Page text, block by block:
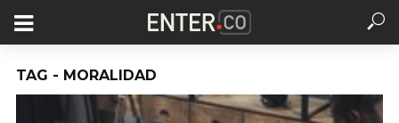
TAG - MORALIDAD